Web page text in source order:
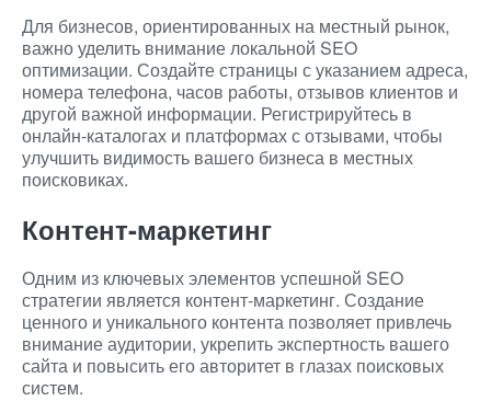
Для бизнесов, ориентированных на местный рынок,
важно уделить внимание локальной SEO
оптимизации. Создайте страницы с указанием адреса,
номера телефона, часов работы, отзывов клиентов и
другой важной информации. Регистрируйтесь в
онлайн-каталогах и платформах с отзывами, чтобы
улучшить видимость вашего бизнеса в местных
поисковиках.
Контент-маркетинг
Одним из ключевых элементов успешной SEO
стратегии является контент-маркетинг. Создание
ценного и уникального контента позволяет привлечь
внимание аудитории, укрепить экспертность вашего
сайта и повысить его авторитет в глазах поисковых
систем.